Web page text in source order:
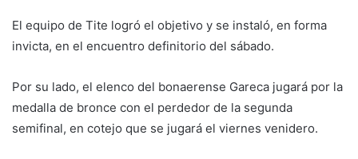
El equipo de Tite logró el objetivo y se instaló, en forma
invicta, en el encuentro definitorio del sábado.
Por su lado, el elenco del bonaerense Gareca jugará por la
medalla de bronce con el perdedor de la segunda
semifinal, en cotejo que se jugará el viernes venidero.